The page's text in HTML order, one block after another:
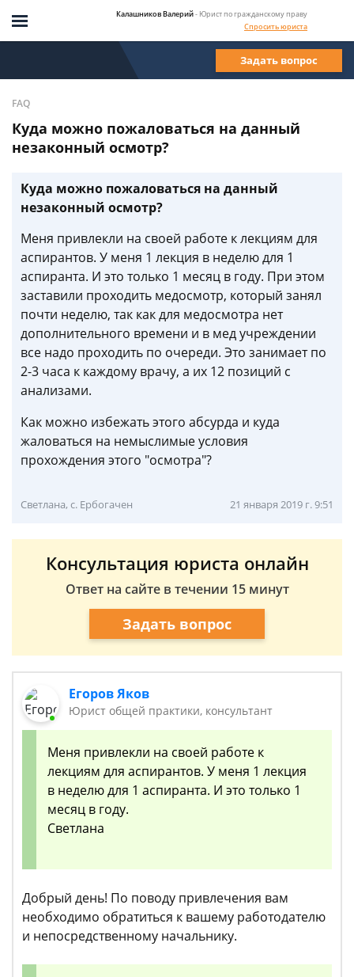
Калашников Валерий- Юрист по гражданскому праву
Спросить юриста
Задать вопрос
FAQ
Куда можно пожаловаться на данный
незаконный осмотр?
Куда можно пожаловаться на данный
незаконный осмотр?
Меня привлекли на своей работе к лекциям для
аспирантов. У меня 1 лекция в неделю для 1
аспиранта. И это только 1 месяц в году. При этом
заставили проходить медосмотр, который занял
почти неделю, так как для медосмотра нет
дополнительного времени и в мед учреждении
все надо проходить по очереди. Это занимает по
2-3 часа к каждому врачу, а их 12 позиций с
анализами.
Как можно избежать этого абсурда и куда
жаловаться на немыслимые условия
прохождения этого "осмотра"?
Светлана, с. Ербогачен 21 января 2019 г. 9:51
Консультация юриста онлайн
Ответ на сайте в течении 15 минут
Задать вопрос
Егоров Яков
Юрист общей практики, консультант
Меня привлекли на своей работе к
лекциям для аспирантов. У меня 1 лекция
в неделю для 1 аспиранта. И это только 1
месяц в году.
Светлана
Добрый день! По поводу привлечения вам
необходимо обратиться к вашему работодателю
и непосредственному начальнику.